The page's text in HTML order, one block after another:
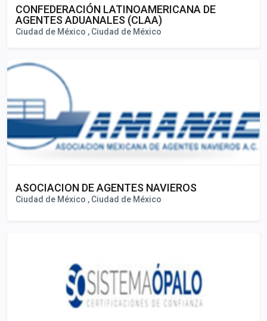
CONFEDERACIÓN LATINOAMERICANA DE
AGENTES ADUANALES (CLAA)
Ciudad de México , Ciudad de México
ASOCIACION DE AGENTES NAVIEROS
Ciudad de México , Ciudad de México